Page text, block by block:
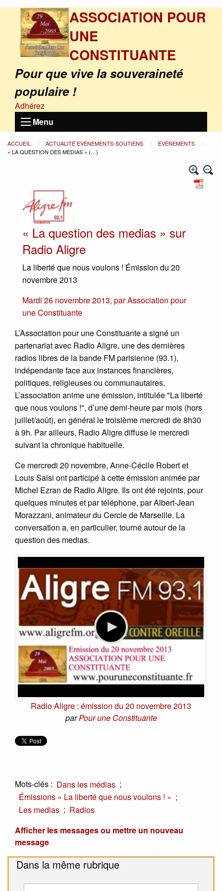
ASSOCIATION POUR
UNE
CONSTITUANTE
Pour que vive la souveraineté
populaire !
Adhérez
Menu
ACCUEIL ACTUALITÉ EVÈNEMENTS-SOUTIENS
EVÈNEMENTS
« LA QUESTION DES MEDIAS » (…)
« La question des medias » sur
Radio Aligre
La liberté que nous voulons ! Émission du 20
novembre 2013
Mardi 26 novembre 2013, parAssociation pour
une Constituante
L’Association pour une Constituante a signé un
partenariat avec Radio Aligre, une des dernières
radios libres de la bande FM parisienne (93.1),
indépendante face aux instances financières,
politiques, religieuses ou communautaires.
L’association anime une émission, intitulée "La liberté
que nous voulons !", d’une demi-heure par mois (hors
juillet/août), en général le troisième mercredi de 8h30
à 9h. Par ailleurs, Radio Aligre diffuse le mercredi
suivant la chronique habituelle.
Ce mercredi 20 novembre, Anne-Cécile Robert et
Louis Saisi ont participé à cette émission animée par
Michel Ezran de Radio Aligre. Ils ont été rejoints, pour
quelques minutes et par téléphone, par Albert-Jean
Morazzani, animateur du Cercle de Marseille. La
conversation a, en particulier, tourné autour de la
question des medias.
Radio Aligre : émission du 20 novembre 2013
parPour une Constituante
Mots-clés : Dans les médias ;
Émissions « La liberté que nous voulons ! » ;
Les medias ; Radios
Afficher les messages ou mettre un nouveau
message
Dans la même rubrique